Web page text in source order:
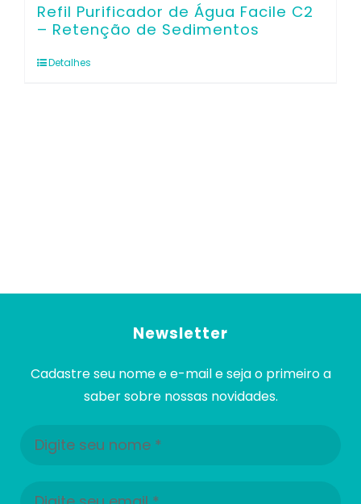
Refil Purificador de Água Facile C2
– Retenção de Sedimentos
Detalhes
Newsletter
Cadastre seu nome e e-mail e seja o primeiro a
saber sobre nossas novidades.